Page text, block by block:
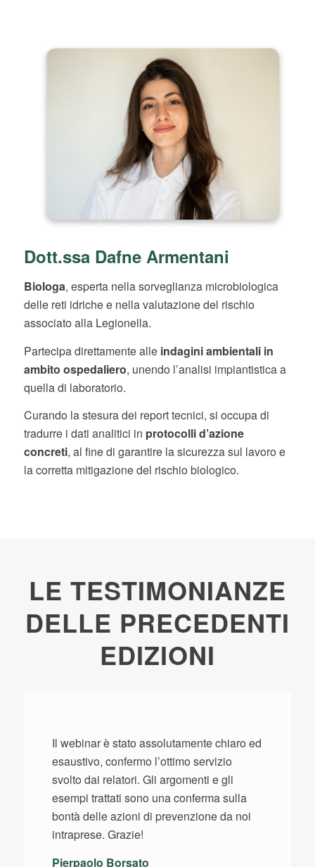
Dott.ssa Dafne Armentani
Biologa, esperta nella sorveglianza microbiologica
delle reti idriche e nella valutazione del rischio
associato alla Legionella.
Partecipa direttamente alle indagini ambientali in
ambito ospedaliero, unendo l’analisi impiantistica a
quella di laboratorio.
Curando la stesura dei report tecnici, si occupa di
tradurre i dati analitici in protocolli d’azione
concreti, al fine di garantire la sicurezza sul lavoro e
la corretta mitigazione del rischio biologico.
LE TESTIMONIANZE
DELLE PRECEDENTI
EDIZIONI
Il webinar è stato assolutamente chiaro ed
esaustivo, confermo l’ottimo servizio
svolto dai relatori. Gli argomenti e gli
esempi trattati sono una conferma sulla
bontà delle azioni di prevenzione da noi
intraprese. Grazie!
Pierpaolo Borsato